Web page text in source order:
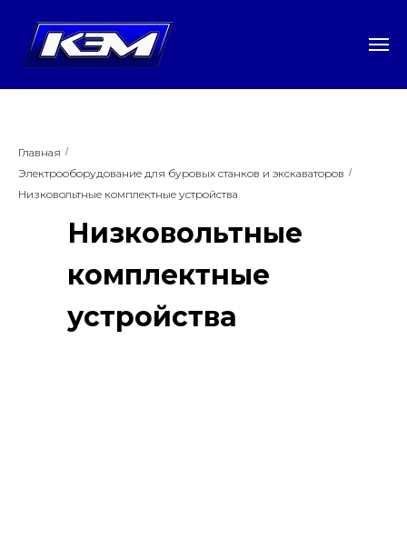
Главная /
Электрооборудование для буровых станков и экскаваторов /
Низковольтные комплектные устройства
Низковольтные
комплектные
устройства